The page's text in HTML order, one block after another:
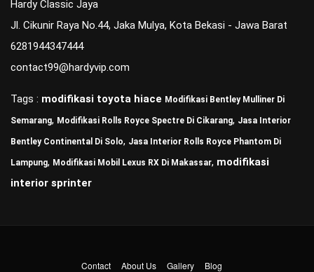
Hardy Classic Jaya
Jl. Cikunir Raya No.44, Jaka Mulya, Kota Bekasi - Jawa Barat
6281944347444
contact99@hardyvip.com
Tags : modifikasi toyota hiace Modifikasi Bentley Mulliner Di
Semarang, Modifikasi Rolls Royce Spectre Di Cikarang, Jasa Interior
Bentley Continental Di Solo, Jasa Interior Rolls Royce Phantom Di
Lampung, Modifikasi Mobil Lexus RX Di Makassar, modifikasi
interior sprinter
Contact About Us Gallery Blog